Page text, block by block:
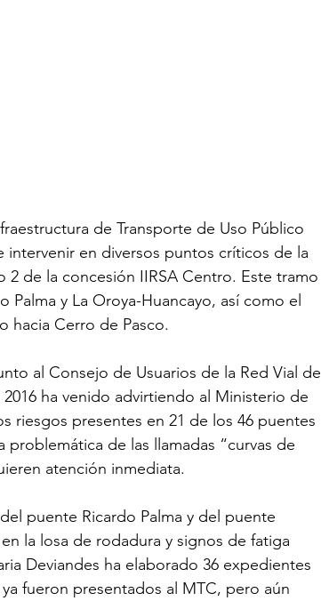
de Transporte de Uso Público
en diversos puntos críticos de la
2 de la concesión IIRSA Centro. Este tramo
y La Oroya-Huancayo, así como el
hacia Cerro de Pasco.
al Consejo de Usuarios de la Red Vial de
ha venido advirtiendo al Ministerio de
riesgos presentes en 21 de los 46 puentes
de las llamadas “curvas de
atención inmediata.
puente Ricardo Palma y del puente
la losa de rodadura y signos de fatiga
Deviandes ha elaborado 36 expedientes
fueron presentados al MTC, pero aún